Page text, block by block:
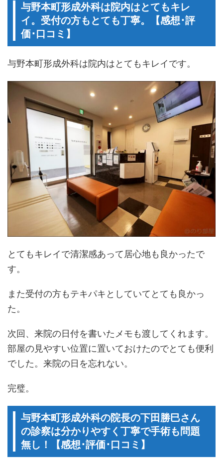
与野本町形成外科は院内はとてもキレ
イ。受付の方もとても丁寧。【感想･評
価･口コミ】
与野本町形成外科は院内はとてもキレイです。
とてもキレイで清潔感あって居心地も良かったで
す。
また受付の方もテキパキとしていてとても良かっ
た。
次回、来院の日付を書いたメモも渡してくれます。
部屋の見やすい位置に置いておけたのでとても便利
でした。来院の日を忘れない。
完璧。
与野本町形成外科の院長の下田勝巳さん
の診察は分かりやすく丁寧で手術も問題
無し！【感想･評価･口コミ】